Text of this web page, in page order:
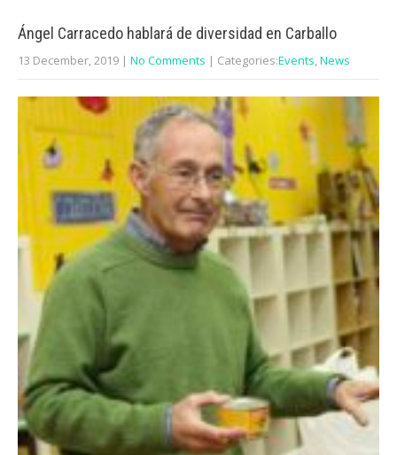
Ángel Carracedo hablará de diversidad en Carballo
13 December, 2019 | No Comments | Categories:Events,News